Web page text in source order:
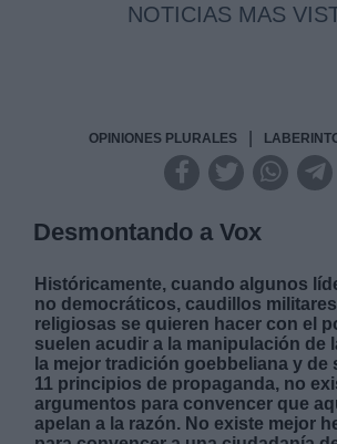
NOTICIAS MAS
OPINIONES PLURALES
Desmontando a Vox
Históricamente, cuando algunos
no democráticos, caudillos
religiosas se quieren hacer con el
suelen acudir a la manipulación de
la mejor tradición goebbeliana y de
11 principios de propaganda, no
argumentos para convencer que
apelan a la razón. No existe mejor